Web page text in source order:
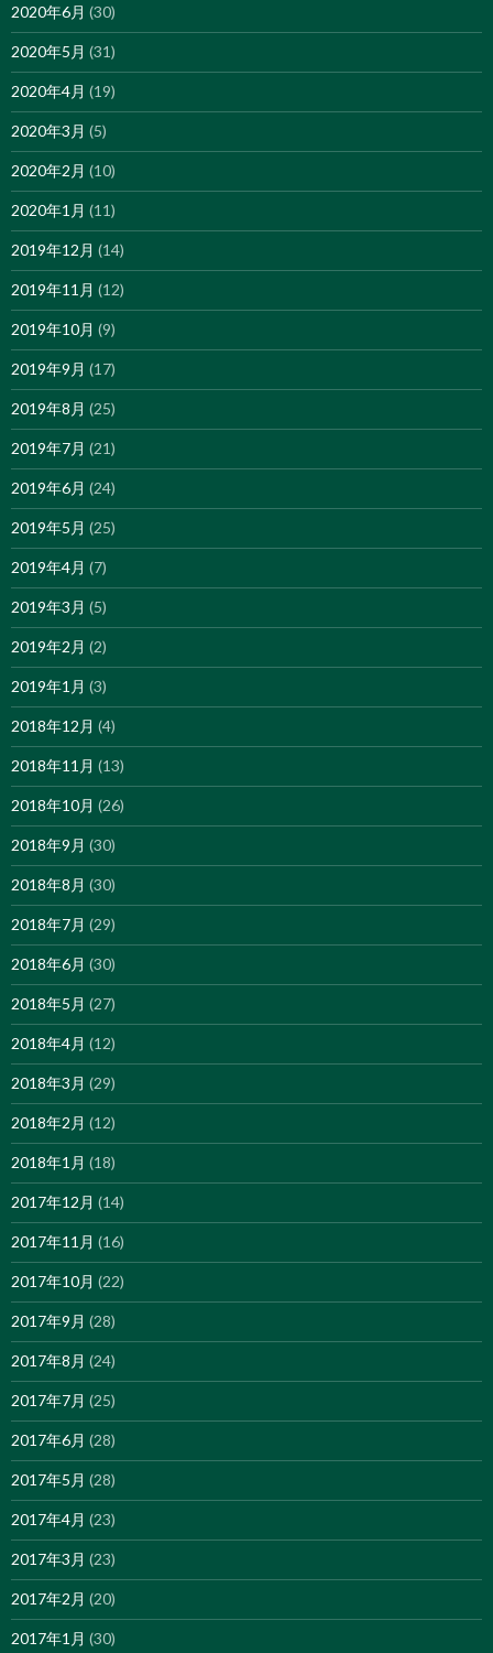
2020年6月 (30)
2020年5月 (31)
2020年4月 (19)
2020年3月 (5)
2020年2月 (10)
2020年1月 (11)
2019年12月 (14)
2019年11月 (12)
2019年10月 (9)
2019年9月 (17)
2019年8月 (25)
2019年7月 (21)
2019年6月 (24)
2019年5月 (25)
2019年4月 (7)
2019年3月 (5)
2019年2月 (2)
2019年1月 (3)
2018年12月 (4)
2018年11月 (13)
2018年10月 (26)
2018年9月 (30)
2018年8月 (30)
2018年7月 (29)
2018年6月 (30)
2018年5月 (27)
2018年4月 (12)
2018年3月 (29)
2018年2月 (12)
2018年1月 (18)
2017年12月 (14)
2017年11月 (16)
2017年10月 (22)
2017年9月 (28)
2017年8月 (24)
2017年7月 (25)
2017年6月 (28)
2017年5月 (28)
2017年4月 (23)
2017年3月 (23)
2017年2月 (20)
2017年1月 (30)